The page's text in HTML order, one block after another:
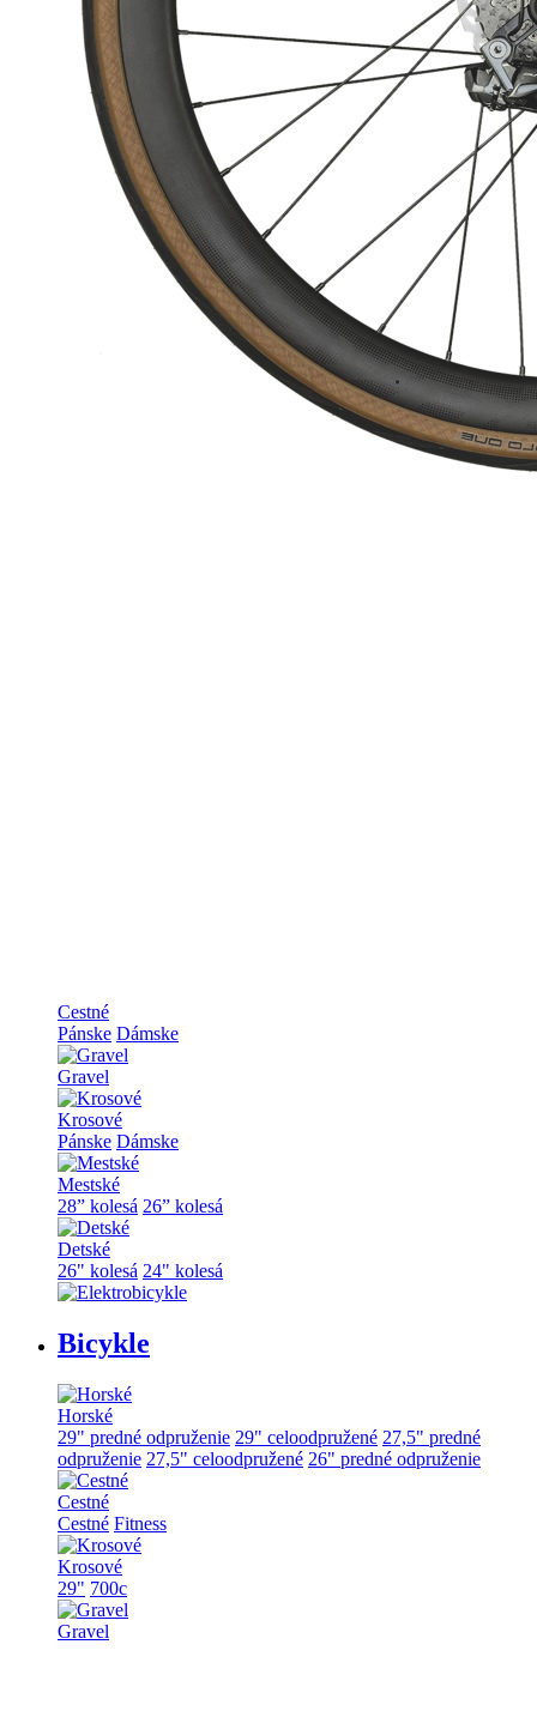
Cestné
Pánske Dámske
Gravel
Krosové
Pánske Dámske
Mestské
28” kolesá 26” kolesá
Detské
26" kolesá 24" kolesá
Bicykle
Horské
29" predné odpruženie 29" celoodpružené 27,5" predné
odpruženie 27,5" celoodpružené 26" predné odpruženie
Cestné
Cestné Fitness
Krosové
29" 700c
Gravel